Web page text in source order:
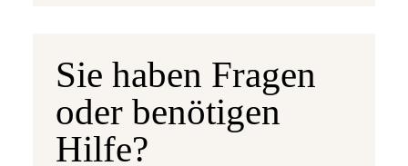
Sie haben Fragen
oder benötigen
Hilfe?